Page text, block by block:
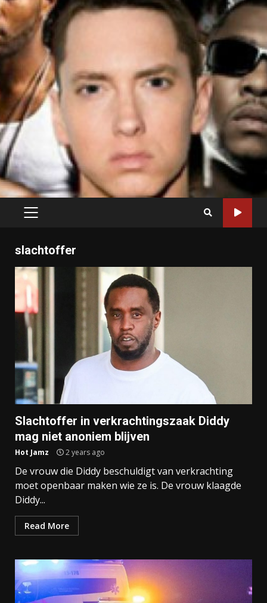
PRIMARY
slachtoffer
Slachtoffer in verkrachtingszaak Diddy
mag niet anoniem blijven
Hot Jamz 2 years ago
De vrouw die Diddy beschuldigt van verkrachting
moet openbaar maken wie ze is. De vrouw klaagde
Diddy...
Read More